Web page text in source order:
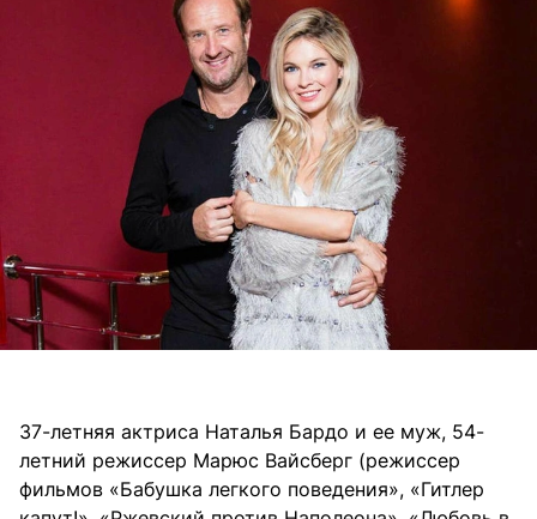
37-летняя актриса Наталья Бардо и ее муж, 54-
летний режиссер Марюс Вайсберг (режиссер
фильмов «Бабушка легкого поведения», «Гитлер